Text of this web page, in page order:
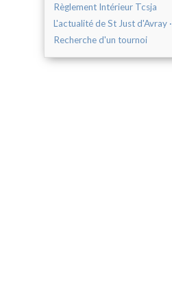
Règlement Intérieur Tcsja
L'actualité de St Just d'Avray ·
Recherche d'un tournoi